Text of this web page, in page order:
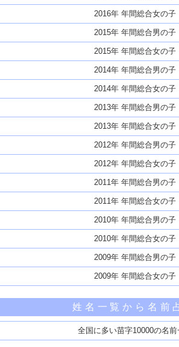
2016年 年間総合女の子
2015年 年間総合男の子
2015年 年間総合女の子
2014年 年間総合男の子
2014年 年間総合女の子
2013年 年間総合男の子
2013年 年間総合女の子
2012年 年間総合男の子
2012年 年間総合女の子
2011年 年間総合男の子
2011年 年間総合女の子
2010年 年間総合男の子
2010年 年間総合女の子
2009年 年間総合男の子
2009年 年間総合女の子
姓名一覧から名前
全国に多い苗字10000の名前